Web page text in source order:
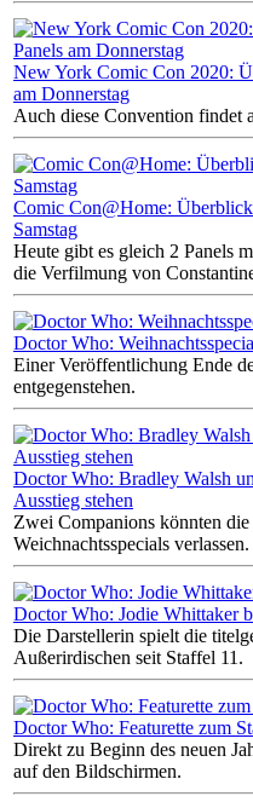
New York Comic Con 2020:
am Donnerstag
Auch diese Convention findet
Comic Con@Home:
Samstag
Heute gibt es gleich 2 Panels
die Verfilmung von
Doctor Who:
Einer Veröffentlichung Ende
entgegenstehen.
Doctor Who: Bradley Walsh
Ausstieg stehen
Zwei Companions könnten
Weichnachtsspecials verlassen.
Doctor Who: Jodie Whittaker
Die Darstellerin spielt die
Außerirdischen seit Staffel 11.
Doctor Who: Featurette zum
Direkt zu Beginn des neuen
auf den Bildschirmen.